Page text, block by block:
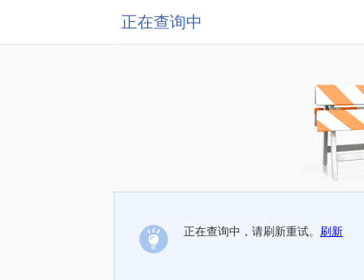
正在查询中
正在查询中，请刷新重试。 刷新